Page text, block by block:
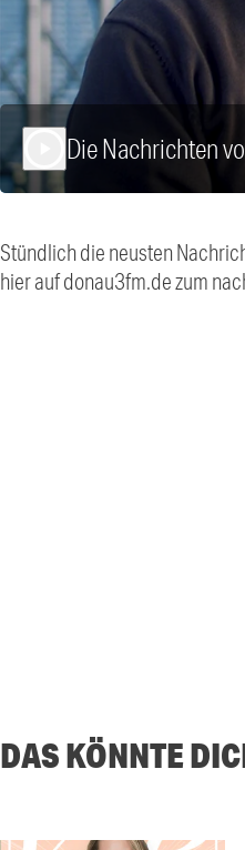
Die Nachrichten
Stündlich die neusten
hier auf donau3fm.de zum
DAS KÖNNTE